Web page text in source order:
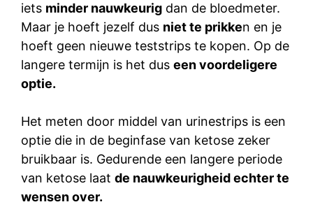
iets minder nauwkeurig dan de bloedmeter.
Maar je hoeft jezelf dus niet te prikken en je
hoeft geen nieuwe teststrips te kopen. Op de
langere termijn is het dus een voordeligere
optie.
Het meten door middel van urinestrips is een
optie die in de beginfase van ketose zeker
bruikbaar is. Gedurende een langere periode
van ketose laat de nauwkeurigheid echter te
wensen over.